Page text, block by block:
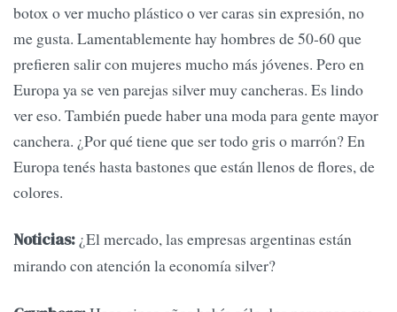
botox o ver mucho plástico o ver caras sin expresión, no
me gusta. Lamentablemente hay hombres de 50-60 que
prefieren salir con mujeres mucho más jóvenes. Pero en
Europa ya se ven parejas silver muy cancheras. Es lindo
ver eso. También puede haber una moda para gente mayor
canchera. ¿Por qué tiene que ser todo gris o marrón? En
Europa tenés hasta bastones que están llenos de flores, de
colores.
Noticias: ¿El mercado, las empresas argentinas están
mirando con atención la economía silver?